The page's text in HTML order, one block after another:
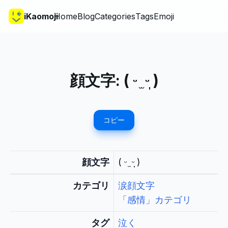
iKaomojiHomeBlogCategoriesTagsEmoji
顔文字: ( ᵕ ̫ ᵕ̩̩ )
コピー
顔文字 ( ᵕ ̫ ᵕ̩̩ )
カテゴリ
涙顔文字
「感情」カテゴリ
タグ 泣く